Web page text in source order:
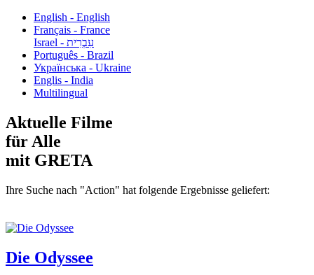
English - English
Français - France
עִבְרִית - Israel
Português - Brazil
Українська - Ukraine
Englis - India
Multilingual
Aktuelle Filme
für Alle
mit GRETA
Ihre Suche nach "Action" hat folgende Ergebnisse geliefert:
Die Odyssee